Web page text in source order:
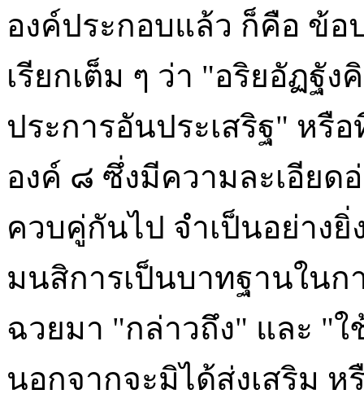
องค์ประกอบแล้ว ก็คือ ข้
เรียกเต็ม ๆ ว่า "อริยอัฏฐั
ประการอันประเสริฐ" หรื
องค์ ๘ ซึ่งมีความละเอียด
ควบคู่กันไป จำเป็นอย่าง
มนสิการเป็นบาทฐานในก
ฉวยมา "กล่าวถึง" และ "
นอกจากจะมิได้ส่งเสริม